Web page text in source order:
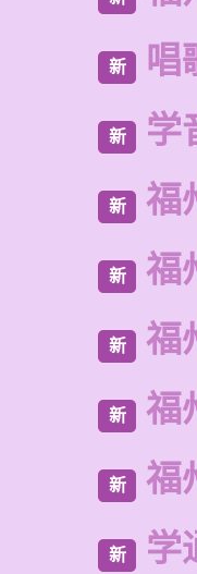
新 唱
新 学
新 福
新 福
新 福
新 福
新 福
新 学